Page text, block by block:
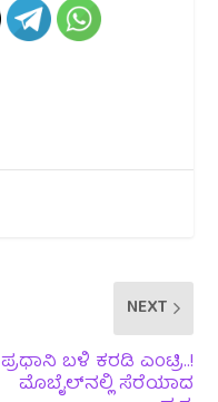
NEXT
ಪ್ರಧಾನಿ ಬಳಿ ಕರಡಿ ಎಂಟ್ರಿ..!
ಮೊಬೈಲ್‌ನಲ್ಲಿ ಸೆರೆಯಾದ